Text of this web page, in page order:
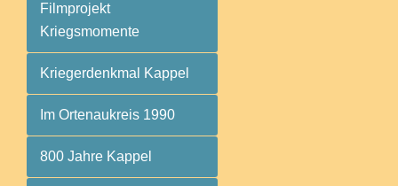
Filmprojekt
Kriegsmomente
Kriegerdenkmal Kappel
Im Ortenaukreis 1990
800 Jahre Kappel